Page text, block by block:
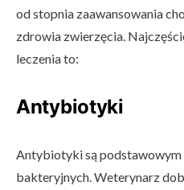
od stopnia zaawansowania
zdrowia zwierzęcia.
leczenia to:
Antybiotyki
Antybiotyki są
bakteryjnych. Weterynarz